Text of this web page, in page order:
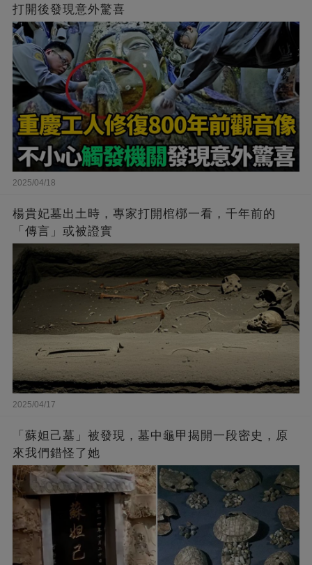
打開後發現意外驚喜
2025/04/18
楊貴妃墓出土時，專家打開棺槨一看，千年前的
「傳言」或被證實
2025/04/17
「蘇妲己墓」被發現，墓中龜甲揭開一段密史，原
來我們錯怪了她